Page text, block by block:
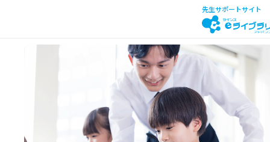
先生サポートサイト